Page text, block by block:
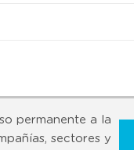
permanente a la
sectores y